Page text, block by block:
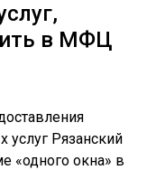
в МФЦ
услуг Рязанский
«одного окна» в